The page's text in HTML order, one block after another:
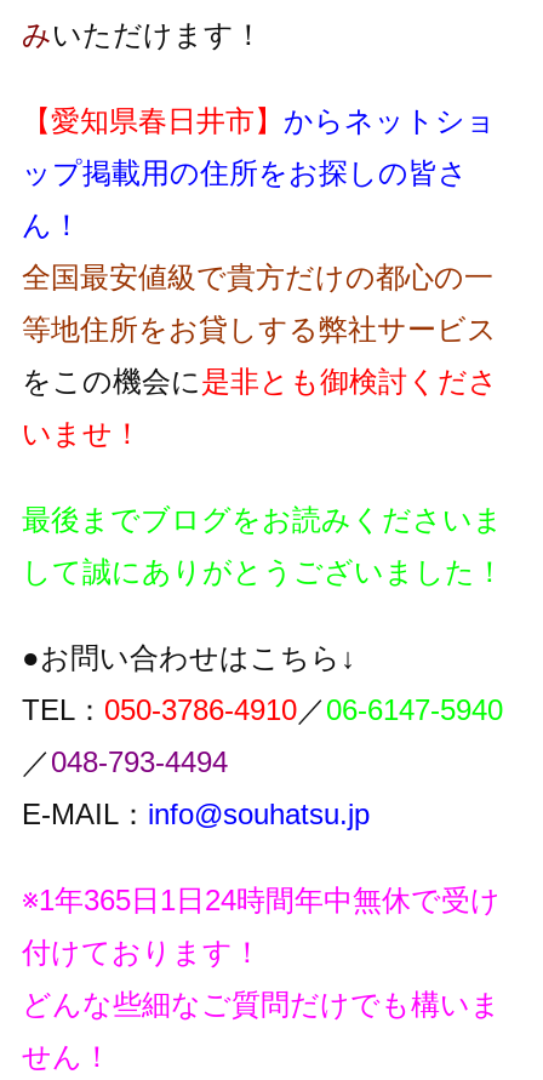
みいただけます！
【愛知県春日井市】 からネットショ
ップ掲載用の住所をお探しの皆さ
ん！
全国最安値級で貴方だけの都心の一
等地住所をお貸しする弊社サービス
をこの機会に是非とも御検討くださ
いませ！
最後までブログをお読みくださいま
して誠にありがとうございました！
●お問い合わせはこちら↓
TEL： 050-3786-4910／06-6147-5940
／048-793-4494
E-MAIL： info@souhatsu.jp
※1年365日1日24時間年中無休で受け
付けております！
どんな些細なご質問だけでも構いま
せん！